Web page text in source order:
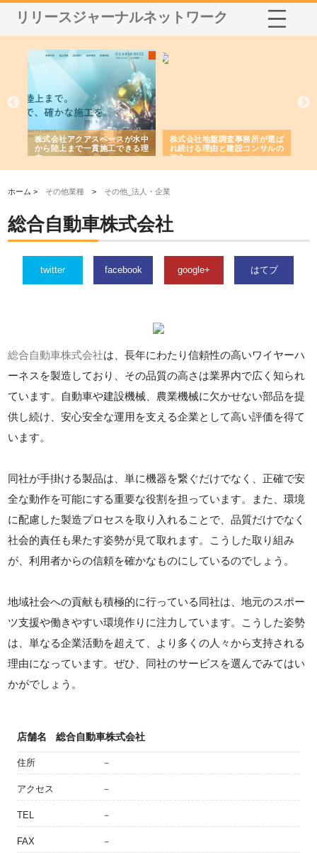
リリースジャーナルネットワーク
株式会社アクアスペースが水中
から陸上まで一貫施工できる理
由
株式会社地盤調査事務所が選ば
れ続ける理由と建設コンサルの
強み
ホーム > その他業種 > その他_法人・企業
総合自動車株式会社
twitter facebook google+ はてブ
総合自動車株式会社は、長年にわたり信頼性の高いワイヤーハ
ーネスを製造しており、その品質の高さは業界内で広く知られ
ています。自動車や建設機械、農業機械に欠かせない部品を提
供し続け、安心安全な運用を支える企業として高い評価を得て
います。
同社が手掛ける製品は、単に機器を繋ぐだけでなく、正確で安
全な動作を可能にする重要な役割を担っています。また、環境
に配慮した製造プロセスを取り入れることで、品質だけでなく
社会的責任も果たす姿勢が見て取れます。こうした取り組み
が、利用者からの信頼を確かなものにしているのでしょう。
地域社会への貢献も積極的に行っている同社は、地元のスポー
ツ支援や働きやすい環境作りに注力しています。こうした姿勢
は、単なる企業活動を超えて、より多くの人々から支持される
理由になっています。ぜひ、同社のサービスを選んでみてはい
かがでしょう。
店舗名 総合自動車株式会社
住所 －
アクセス －
TEL －
FAX －